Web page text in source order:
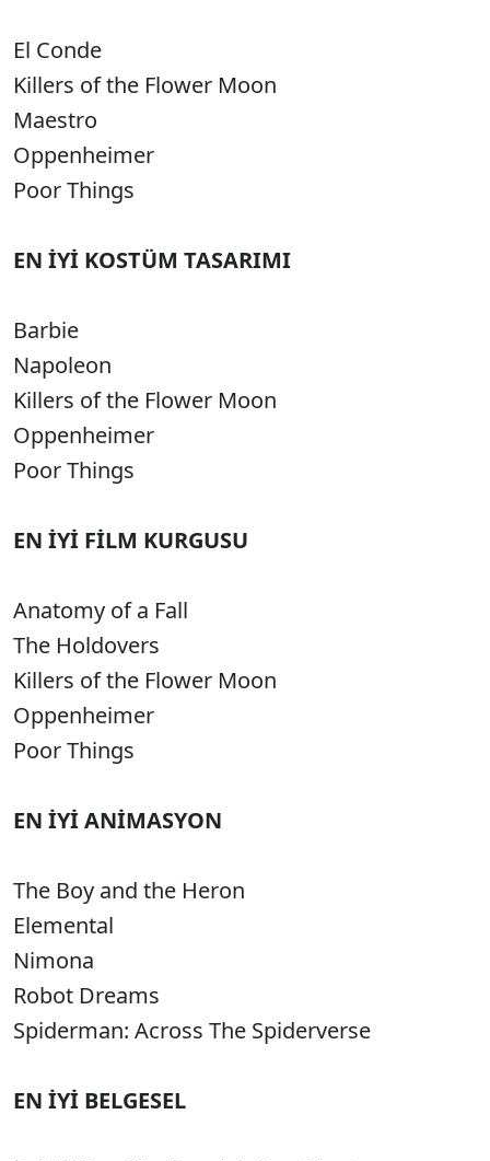
El Conde
Killers of the Flower Moon
Maestro
Oppenheimer
Poor Things
EN İYİ KOSTÜM TASARIMI
Barbie
Napoleon
Killers of the Flower Moon
Oppenheimer
Poor Things
EN İYİ FİLM KURGUSU
Anatomy of a Fall
The Holdovers
Killers of the Flower Moon
Oppenheimer
Poor Things
EN İYİ ANİMASYON
The Boy and the Heron
Elemental
Nimona
Robot Dreams
Spiderman: Across The Spiderverse
EN İYİ BELGESEL